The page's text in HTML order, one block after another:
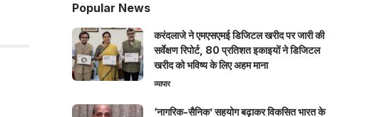
Popular News
करंदलाजे ने एमएसएमई डिजिटल खरीद पर जारी की
सर्वेक्षण रिपोर्ट, 80 प्रतिशत इकाइयों ने डिजिटल
खरीद को भविष्य के लिए अहम माना
व्यापार
‘नागरिक-सैनिक’ सहयोग बढ़ाकर विकसित भारत के